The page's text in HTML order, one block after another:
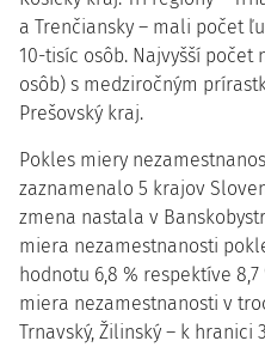
a Trenčiansky – mali počet
10-tisíc osôb. Najvyšší počet
osôb) s medziročným
Prešovský kraj.
Pokles miery
zaznamenalo 5 krajov
zmena nastala v
miera nezamestnanosti
hodnotu 6,8 % respektíve
miera nezamestnanosti v
Trnavský, Žilinský – k hranici